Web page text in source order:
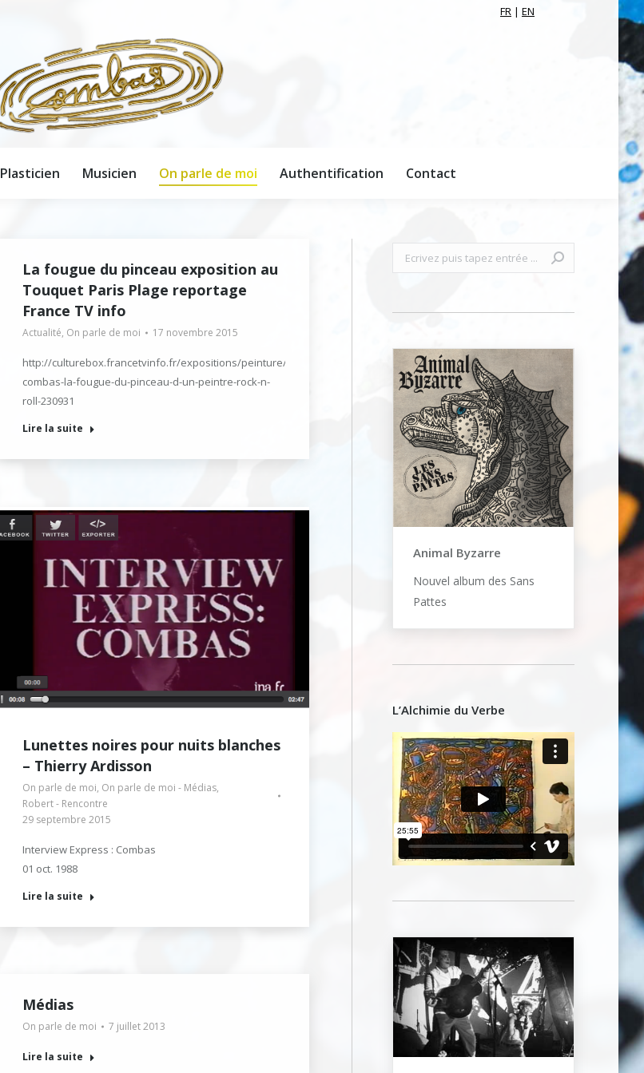
FR | EN
Plasticien Musicien On parle de moi Authentification Contact
La fougue du pinceau exposition au
Touquet Paris Plage reportage
France TV info
Actualité, On parle de moi 17 novembre 2015
http://culturebox.francetvinfo.fr/expositions/peinture/robert-
combas-la-fougue-du-pinceau-d-un-peintre-rock-n-
roll-230931
Lire la suite
Lunettes noires pour nuits blanches
– Thierry Ardisson
On parle de moi, On parle de moi - Médias,
Robert - Rencontre
29 septembre 2015
Interview Express : Combas
01 oct. 1988
Lire la suite
Médias
On parle de moi 7 juillet 2013
Lire la suite
Recherche
:
Animal Byzarre
Nouvel album des Sans
Pattes
L’Alchimie du Verbe